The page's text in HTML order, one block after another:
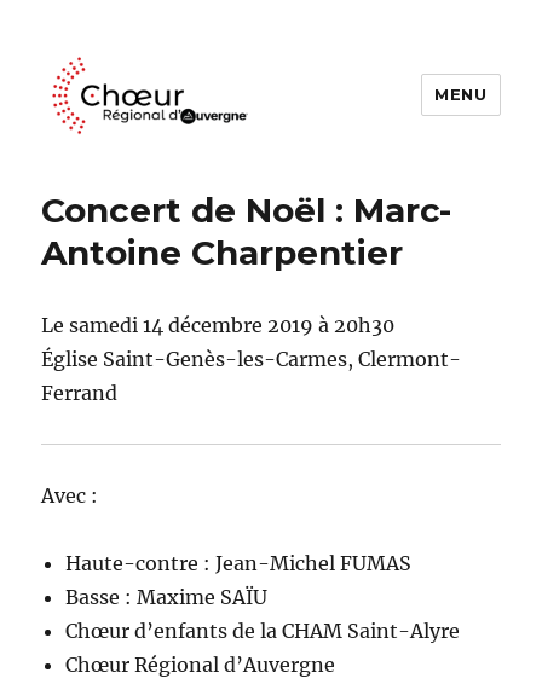
MENU
Concert de Noël : Marc-
Antoine Charpentier
Le samedi 14 décembre 2019 à 20h30
Église Saint-Genès-les-Carmes, Clermont-
Ferrand
Avec :
Haute-contre : Jean-Michel FUMAS
Basse : Maxime SAÏU
Chœur d’enfants de la CHAM Saint-Alyre
Chœur Régional d’Auvergne